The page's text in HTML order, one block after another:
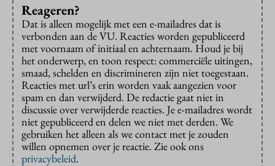
Reageren?
Dat is alleen mogelijk met een e-mailadres dat is
verbonden aan de VU. Reacties worden gepubliceerd
met voornaam of initiaal en achternaam. Houd je bij
het onderwerp, en toon respect: commerciële uitingen,
smaad, schelden en discrimineren zijn niet toegestaan.
Reacties met url’s erin worden vaak aangezien voor
spam en dan verwijderd. De redactie gaat niet in
discussie over verwijderde reacties. Je e-mailadres wordt
niet gepubliceerd en delen we niet met derden. We
gebruiken het alleen als we contact met je zouden
willen opnemen over je reactie. Zie ook ons
privacybeleid.